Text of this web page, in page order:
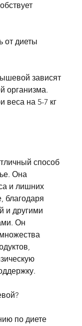
от диеты
зависят
организма.
веса на 5-7 кг
способ
Она
и лишних
благодаря
и другими
Он
по диете